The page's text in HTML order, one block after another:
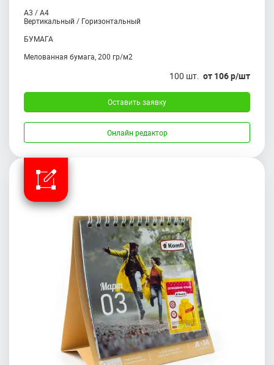
А3 / А4
Вертикальный / Горизонтальный
БУМАГА
Mелованная бумага, 200 гр/м2
100 шт. от 106 р/шт
Оставить заявку
Онлайн редактор